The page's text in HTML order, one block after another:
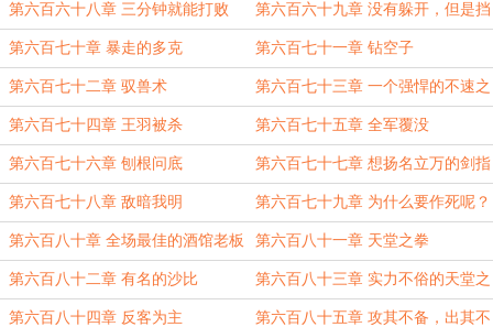
第六百六十八章 三分钟就能打败
你。
第六百六十九章 没有躲开，但是挡
住了
第六百七十章 暴走的多克 第六百七十一章 钻空子
第六百七十二章 驭兽术 第六百七十三章 一个强悍的不速之
客
第六百七十四章 王羽被杀 第六百七十五章 全军覆没
第六百七十六章 刨根问底 第六百七十七章 想扬名立万的剑指
苍穹
第六百七十八章 敌暗我明 第六百七十九章 为什么要作死呢？
第六百八十章 全场最佳的酒馆老板 第六百八十一章 天堂之拳
第六百八十二章 有名的沙比 第六百八十三章 实力不俗的天堂之
拳
第六百八十四章 反客为主 第六百八十五章 攻其不备，出其不